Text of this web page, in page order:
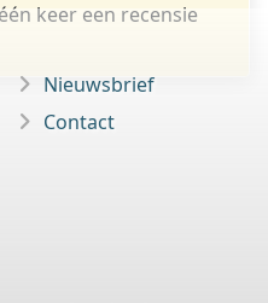
keer een recensie
Nieuwsbrief
Contact